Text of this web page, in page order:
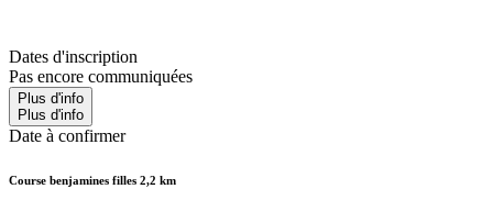
Dates d'inscription
Pas encore communiquées
Plus d'info
Plus d'info
Date à confirmer
Course benjamines filles 2,2 km